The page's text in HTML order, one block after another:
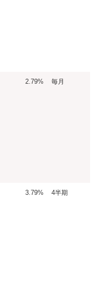
2.79% 毎月
3.79% 4半期